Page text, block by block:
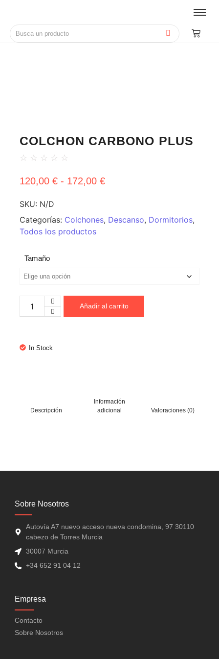
COLCHON CARBONO PLUS
☆ ☆ ☆ ☆ ☆
120,00 € - 172,00 €
SKU: N/D
Categorías: Colchones, Descanso, Dormitorios,
Todos los productos
Tamaño
Añadir al carrito
In Stock
Descripción
Información
adicional
Valoraciones (0)
Sobre Nosotros
Autovía A7 nuevo acceso nueva condomina, 97 30110
cabezo de Torres Murcia
30007 Murcia
+34 652 91 04 12
Empresa
Contacto
Sobre Nosotros